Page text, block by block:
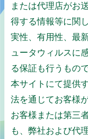
または代理店がお
得する情報等に関
実性、有用性、最
ュータウィルスに
る保証も行うもの
本サイトにて提供
法を通じてお客様
お客様または第三
も、弊社および代